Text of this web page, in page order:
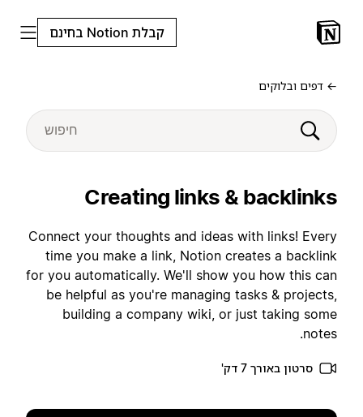
קבלת Notion בחינם
← דפים ובלוקים
Creating links & backlinks
Connect your thoughts and ideas with links! Every
time you make a link, Notion creates a backlink
for you automatically. We'll show you how this can
be helpful as you're managing tasks & projects,
building a company wiki, or just taking some
notes.
סרטון באורך 7 דק'